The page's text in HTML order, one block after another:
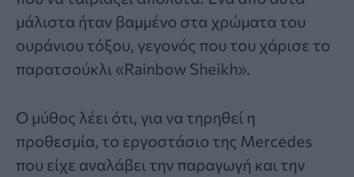
μάλιστα ήταν βαμμένο στα χρώματα του
ουράνιου τόξου, γεγονός που του χάρισε το
παρατσούκλι «Rainbow Sheikh».
Ο μύθος λέει ότι, για να τηρηθεί η
προθεσμία, το εργοστάσιο της Mercedes
που είχε αναλάβει την παραγωγή και την